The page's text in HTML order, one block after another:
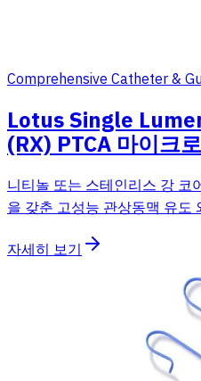
Comprehensive Catheter &
Lotus Single
(RX) PTCA 마이크
니티놀 또는 스테인리스 강 코
을 갖춘 고성능 관상동맥 유도
자세히 보기